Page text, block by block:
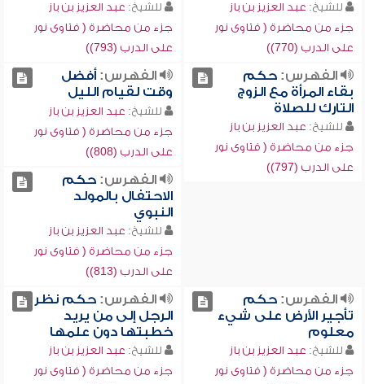
للشيخ: عبد العزيز بن باز
جزء من محاضرة ( فتاوى نور
على الدرب (770))
للشيخ: عبد العزيز بن باز
جزء من محاضرة ( فتاوى نور
على الدرب (793))
الفهرس:حكم
بقاء المرأة مع الزوج
التارك للصلاة
للشيخ: عبد العزيز بن باز
جزء من محاضرة ( فتاوى نور
على الدرب (797))
الفهرس:أفضل
وقت لقيام الليل
للشيخ: عبد العزيز بن باز
جزء من محاضرة ( فتاوى نور
على الدرب (808))
الفهرس:حكم
الاحتفال بالمولد
النبوي
للشيخ: عبد العزيز بن باز
جزء من محاضرة ( فتاوى نور
على الدرب (813))
الفهرس:حكم
تأجير الأرض على شيء
معلوم
للشيخ: عبد العزيز بن باز
جزء من محاضرة ( فتاوى نور
الفهرس:حكم نظر
الرجل إلى من يريد
خطبتها دون علمها
للشيخ: عبد العزيز بن باز
جزء من محاضرة ( فتاوى نور